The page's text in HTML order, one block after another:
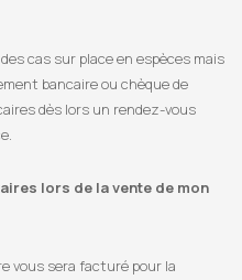
cas sur place en espèces mais
bancaire ou chèque de
dès lors un rendez-vous
lors de la vente de mon
vous sera facturé pour la